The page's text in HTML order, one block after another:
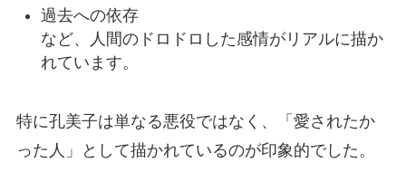
過去への依存
など、人間のドロドロした感情がリアルに描か
れています。
特に孔美子は単なる悪役ではなく、「愛されたか
った人」として描かれているのが印象的でした。